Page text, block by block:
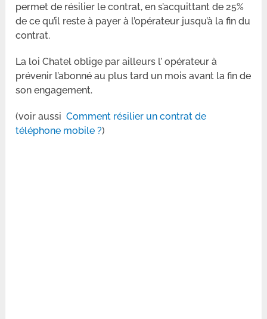
permet de résilier le contrat, en s’acquittant de 25%
de ce qu’il reste à payer à l’opérateur jusqu’à la fin du
contrat.
La loi Chatel oblige par ailleurs l’ opérateur à
prévenir l’abonné au plus tard un mois avant la fin de
son engagement.
(voir aussiComment résilier un contrat de
téléphone mobile ?)